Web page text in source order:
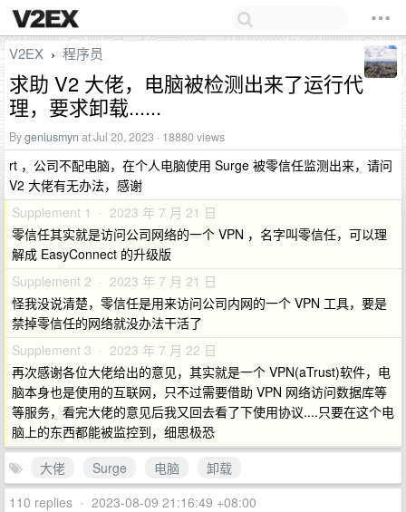
V2EX › 程序员
求助 V2 大佬，电脑被检测出来了运行代
理，要求卸载......
Bygeniusmyn at Jul 20, 2023 · 18880 views
rt ，公司不配电脑，在个人电脑使用 Surge 被零信任监测出来，请问
V2 大佬有无办法，感谢
Supplement 1 · 2023 年 7 月 21 日
零信任其实就是访问公司网络的一个 VPN ，名字叫零信任，可以理
解成 EasyConnect 的升级版
Supplement 2 · 2023 年 7 月 21 日
怪我没说清楚，零信任是用来访问公司内网的一个 VPN 工具，要是
禁掉零信任的网络就没办法干活了
Supplement 3 · 2023 年 7 月 22 日
再次感谢各位大佬给出的意见，其实就是一个 VPN(aTrust)软件，电
脑本身也是使用的互联网，只不过需要借助 VPN 网络访问数据库等
等服务，看完大佬的意见后我又回去看了下使用协议....只要在这个电
脑上的东西都能被监控到，细思极恐
大佬
Surge 电脑
卸载
110 replies • 2023-08-09 21:16:49 +08:00